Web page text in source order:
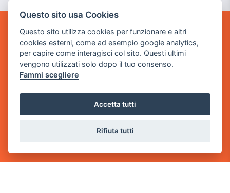
GAME WARP
BY POWER GAME SRL
Sede Legale
via Villaggio dei Platani, 3
Questo sito usa Cookies
Questo sito utilizza cookies per funzionare e altri
cookies esterni, come ad esempio google analytics,
per capire come interagisci col sito. Questi ultimi
vengono utilizzati solo dopo il tuo consenso.
Fammi scegliere
Accetta tutti
Rifiuta tutti